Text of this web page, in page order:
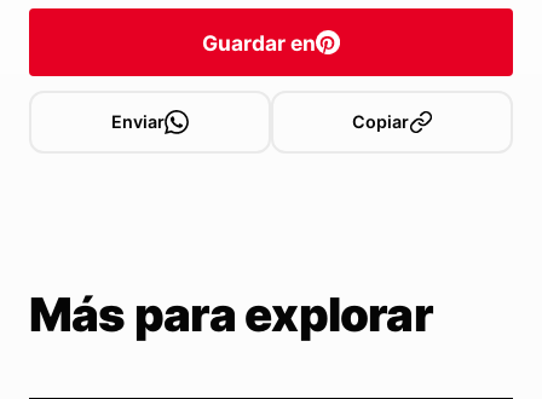
Guardar en
Enviar Copiar
Más para explorar